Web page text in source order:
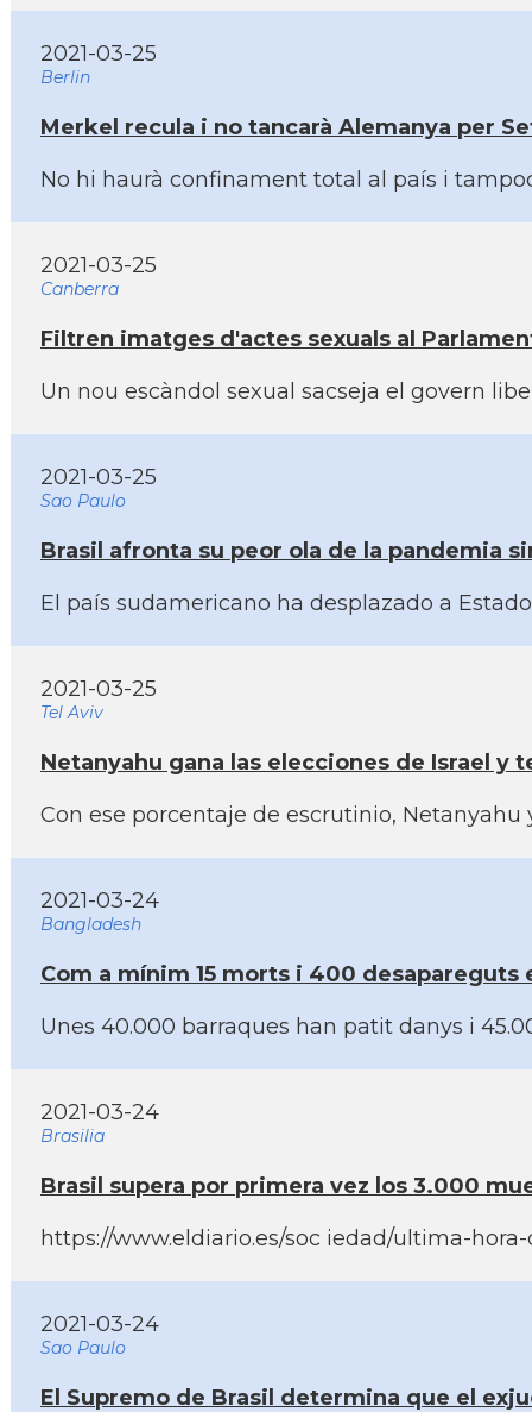
2021-03-25
Berlin
Merkel recula i no tancarà Alemanya per
No hi haurà confinament total al paí­s i
2021-03-25
Canberra
Filtren imatges d'actes sexuals al
Un nou escàndol sexual sacseja el govern
2021-03-25
Sao Paulo
Brasil afronta su peor ola de la pandemia
El paí­s sudamericano ha desplazado a
2021-03-25
Tel Aviv
Netanyahu gana las elecciones de Israel y
Con ese porcentaje de escrutinio,
2021-03-24
Bangladesh
Com a mí­nim 15 morts i 400
Unes 40.000 barraques han patit danys i
2021-03-24
Brasilia
Brasil supera por primera vez los 3.000
https://www.eldiario.es/soc iedad/ultima-
2021-03-24
Sao Paulo
El Supremo de Brasil determina que el